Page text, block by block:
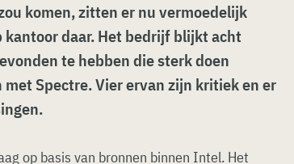
komen, zitten er nu vermoedelijk
daar. Het bedrijf blijkt acht
te hebben die sterk doen
Spectre. Vier ervan zijn kritiek en er
op basis van bronnen binnen Intel. Het